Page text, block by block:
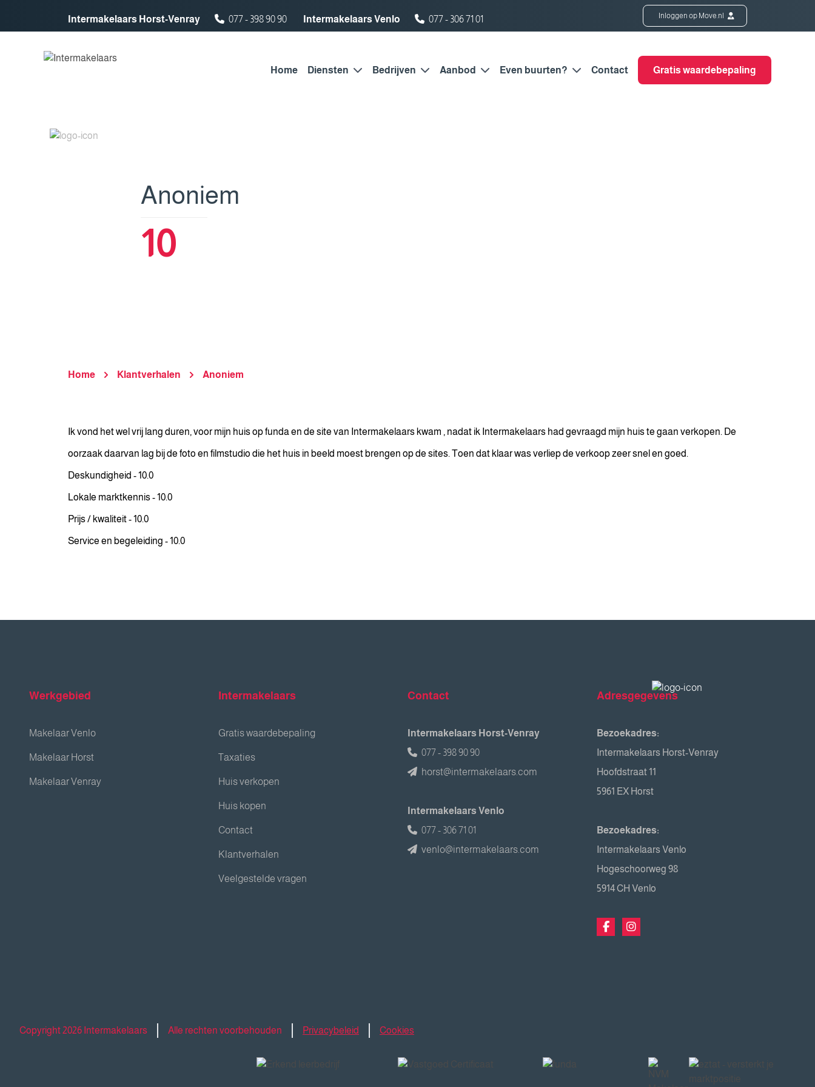
Intermakelaars Horst-Venray
077 - 398 90 90 Intermakelaars Venlo 077 - 306 71 01 Inloggen op Move.nl
Home Diensten Bedrijven Aanbod Even buurten? Contact Gratis waardebepaling
Anoniem
10
Home Klantverhalen Anoniem
Ik vond het wel vrij lang duren, voor mijn huis op funda en de site van Intermakelaars kwam , nadat ik Intermakelaars had gevraagd mijn huis te gaan verkopen. De
oorzaak daarvan lag bij de foto en filmstudio die het huis in beeld moest brengen op de sites. Toen dat klaar was verliep de verkoop zeer snel en goed.
Deskundigheid - 10.0
Lokale marktkennis - 10.0
Prijs / kwaliteit - 10.0
Service en begeleiding - 10.0
Werkgebied
Makelaar Venlo
Makelaar Horst
Makelaar Venray
Intermakelaars
Gratis waardebepaling
Taxaties
Huis verkopen
Huis kopen
Contact
Klantverhalen
Veelgestelde vragen
Contact
Intermakelaars Horst-Venray
077 - 398 90 90
horst@intermakelaars.com
Intermakelaars Venlo
077 - 306 71 01
venlo@intermakelaars.com
Adresgegevens
Bezoekadres:
Intermakelaars Horst-Venray
Hoofdstraat 11
5961 EX Horst
Bezoekadres:
Intermakelaars Venlo
Hogeschoorweg 98
5914 CH Venlo
Copyright 2026 Intermakelaars Alle rechten voorbehouden Privacybeleid Cookies